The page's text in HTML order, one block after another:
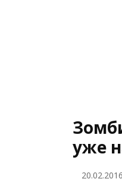
уже
20.02.2016